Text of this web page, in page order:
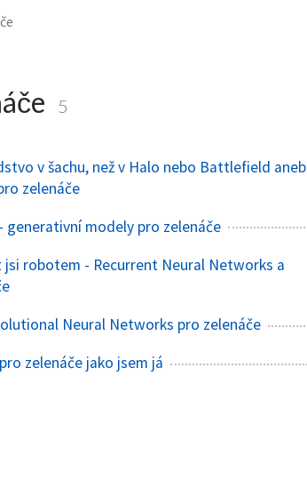
5
v šachu, než v Halo nebo Battlefield aneb
zelenáče
generativní modely pro zelenáče
robotem - Recurrent Neural Networks a
Neural Networks pro zelenáče
zelenáče jako jsem já